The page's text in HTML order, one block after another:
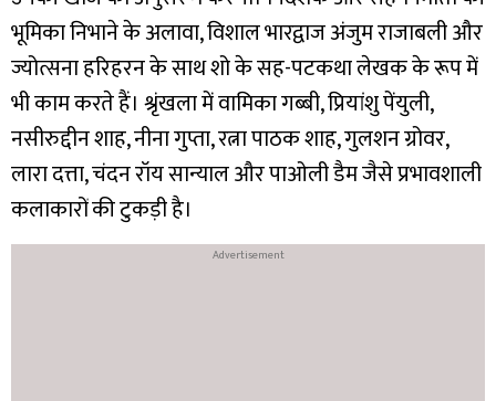
भूमिका निभाने के अलावा, विशाल भारद्वाज अंजुम राजाबली और
ज्योत्सना हरिहरन के साथ शो के सह-पटकथा लेखक के रूप में
भी काम करते हैं। श्रृंखला में वामिका गब्बी, प्रियांशु पेंयुली,
नसीरुद्दीन शाह, नीना गुप्ता, रत्ना पाठक शाह, गुलशन ग्रोवर,
लारा दत्ता, चंदन रॉय सान्याल और पाओली डैम जैसे प्रभावशाली
कलाकारों की टुकड़ी है।